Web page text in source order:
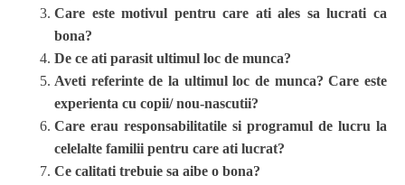
Care este motivul pentru care ati ales sa lucrati ca
bona?
De ce ati parasit ultimul loc de munca?
Aveti referinte de la ultimul loc de munca? Care este
experienta cu copii/ nou-nascutii?
Care erau responsabilitatile si programul de lucru la
celelalte familii pentru care ati lucrat?
Ce calitati trebuie sa aibe o bona?